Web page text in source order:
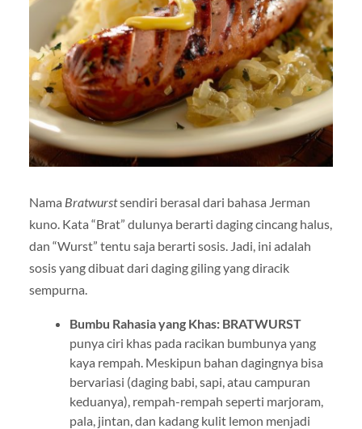
Nama Bratwurstsendiri berasal dari bahasa Jerman
kuno. Kata “Brat” dulunya berarti daging cincang halus,
dan “Wurst” tentu saja berarti sosis. Jadi, ini adalah
sosis yang dibuat dari daging giling yang diracik
sempurna.
Bumbu Rahasia yang Khas: BRATWURST
punya ciri khas pada racikan bumbunya yang
kaya rempah. Meskipun bahan dagingnya bisa
bervariasi (daging babi, sapi, atau campuran
keduanya), rempah-rempah seperti marjoram,
pala, jintan, dan kadang kulit lemon menjadi